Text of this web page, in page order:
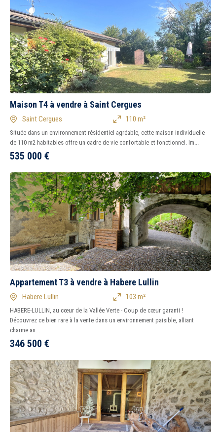
1 2 3 4 5 6 7 8
5 km 10 km 15 km 20 km
Tous Ancien Neuf
Balcon
Terrasse
Piscine
Garage
Parking
Chambre au rez-de-
chaussée
Maison T4 à vendre à Saint Cergues
Saint Cergues 110 m²
Située dans un environnement résidentiel agréable, cette maison individuelle
de 110 m2 habitables offre un cadre de vie confortable et fonctionnel. Im...
535 000 €
Appartement T3 à vendre à Habere Lullin
Habere Lullin 103 m²
HABERE-LULLIN, au cœur de la Vallée Verte - Coup de cœur garanti !
Découvrez ce bien rare à la vente dans un environnement paisible, alliant
charme an...
346 500 €